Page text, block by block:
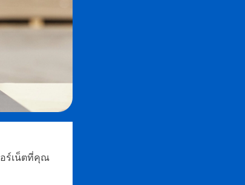
ร์เน็ตที่คุณ